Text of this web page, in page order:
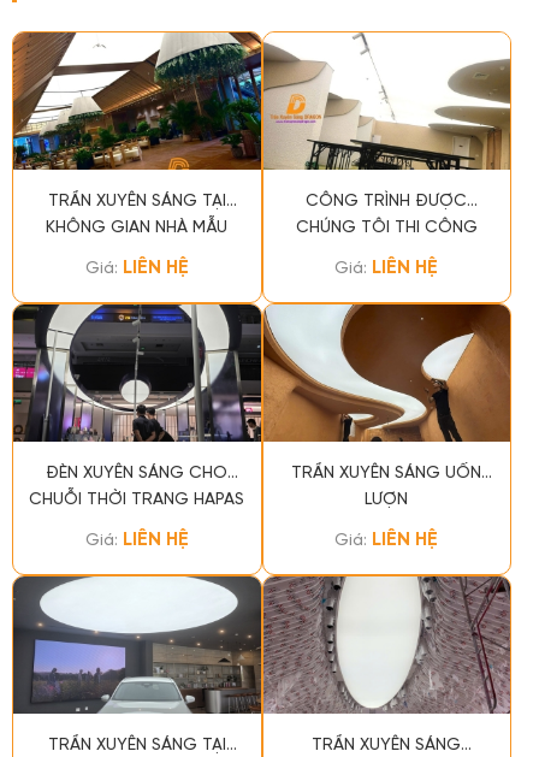
TRẦN XUYÊN SÁNG TẠI
KHÔNG GIAN NHÀ MẪU
PHÚC LONG
Giá: LIÊN HỆ
CÔNG TRÌNH ĐƯỢC
CHÚNG TÔI THI CÔNG
CHO KHÔNG GIAN KHÁCH
SẠN SILVERLAND MÂY
Giá: LIÊN HỆ
ĐÈN XUYÊN SÁNG CHO
CHUỖI THỜI TRANG HAPAS
Giá: LIÊN HỆ
TRẦN XUYÊN SÁNG UỐN
LƯỢN
Giá: LIÊN HỆ
TRẦN XUYÊN SÁNG TẠI
TRẦN XUYÊN SÁNG